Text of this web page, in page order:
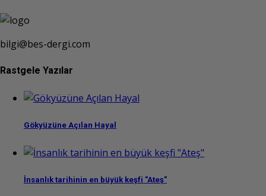
bilgi@bes-dergi.com
Rastgele Yazılar
Gökyüzüne Açılan Hayal
İnsanlık tarihinin en büyük keşfi "Ateş"